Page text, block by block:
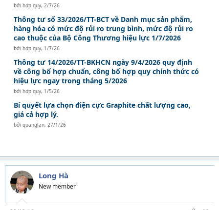
bởihơp quy,2/7/26
Thông tư số 33/2026/TT-BCT về Danh mục sản phẩm,
hàng hóa có mức độ rủi ro trung bình, mức độ rủi ro
cao thuộc của Bộ Công Thương hiệu lực 1/7/2026
bởihơp quy, 1/7/26
Thông tư 14/2026/TT-BKHCN ngày 9/4/2026 quy định
về công bố hợp chuẩn, công bố hợp quy chính thức có
hiệu lực ngay trong tháng 5/2026
bởihơp quy, 1/5/26
Bí quyết lựa chọn điện cực Graphite chất lượng cao,
giá cả hợp lý.
bởiquanglan,27/1/26
Long Hà
New member